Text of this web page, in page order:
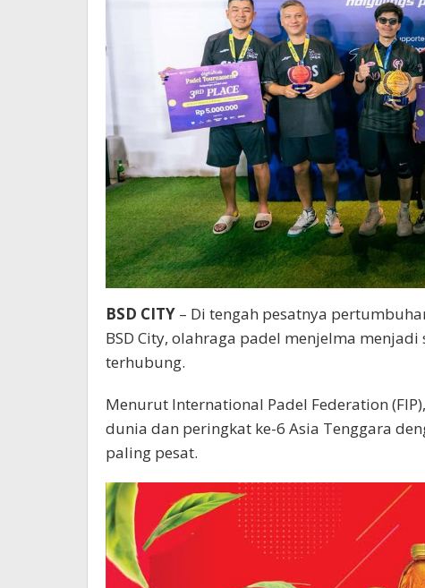
BSD CITY – Di tengah pesatnya
BSD City, olahraga padel menjelma
terhubung.
Menurut International Padel Federation
dunia dan peringkat ke-6 Asia Tenggara
paling pesat.